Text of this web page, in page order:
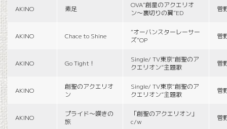
AKINO 素足
OVA“創星のアクエリオ
ン〜裏切りの翼”ED
菅
AKINO Chace to Shine
“オーバンスターレーサー
ズ”OP
菅
AKINO Go Tight！
Single/ TV東京“創聖のア
クエリオン”主題歌
菅
AKINO
創聖のアクエリオ
ン
Single/ TV東京“創聖のア
クエリオン”主題歌
菅
AKINO
プライド〜嘆きの
旅
「創聖のアクエリオン」
c/w
菅